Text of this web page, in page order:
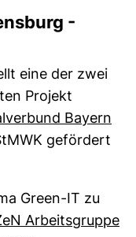
-
eine der zwei
Projekt
Bayern
gefördert
Green-IT zu
Arbeitsgruppe